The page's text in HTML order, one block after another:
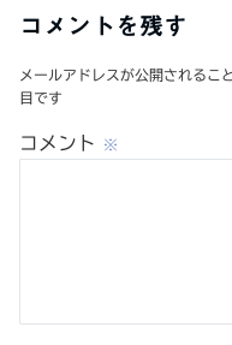
コメントを残す
メールアドレスが公開されるこ
目です
コメント ※